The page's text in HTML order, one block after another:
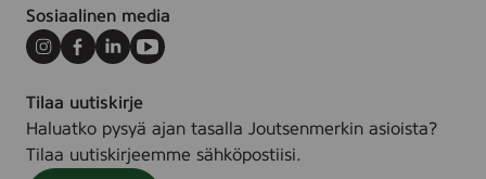
Sosiaalinen media
Instagram
Facebook
LinkedInYoutube
Tilaa uutiskirje
Haluatko pysyä ajan tasalla Joutsenmerkin asioista?
Tilaa uutiskirjeemme sähköpostiisi.